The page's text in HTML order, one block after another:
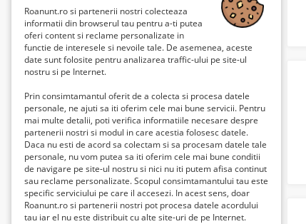
Roanunt.ro si partenerii nostri colecteaza
informatii din browserul tau pentru a-ti putea
oferi content si reclame personalizate in
functie de interesele si nevoile tale. De asemenea, aceste
date sunt folosite pentru analizarea traffic-ului pe site-ul
nostru si pe Internet.
Prin consimtamantul oferit de a colecta si procesa datele
personale, ne ajuti sa iti oferim cele mai bune servicii. Pentru
mai multe detalii, poti verifica informatiile necesare despre
partenerii nostri si modul in care acestia folosesc datele.
Daca nu esti de acord sa colectam si sa procesam datele tale
personale, nu vom putea sa iti oferim cele mai bune conditii
de navigare pe site-ul nostru si nici nu iti putem afisa continut
sau reclame personalizate. Scopul consimtamantului tau este
specific serviciului pe care il accesezi. In acest sens, doar
Roanunt.ro si partenerii nostri pot procesa datele acordului
tau iar el nu este distribuit cu alte site-uri de pe Internet.